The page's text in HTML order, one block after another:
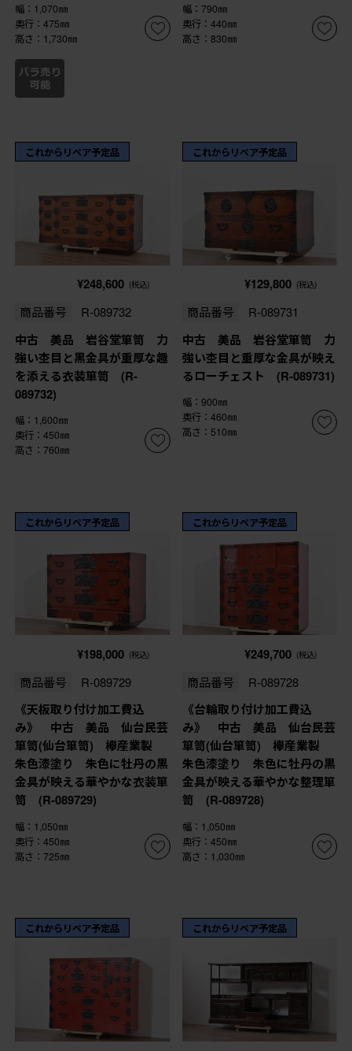
幅：1,070㎜
奥行：475㎜
高さ：1,730㎜
幅：790㎜
奥行：440㎜
高さ：830㎜
これからリペア予定品
¥248,600 (税込)
商品番号 R-089732
中古 美品 岩谷堂箪笥 力
強い杢目と黒金具が重厚な趣
を添える衣装箪笥 (R-
089732)
幅：1,600㎜
奥行：450㎜
高さ：760㎜
これからリペア予定品
¥129,800 (税込)
商品番号 R-089731
中古 美品 岩谷堂箪笥 力
強い杢目と重厚な金具が映え
るローチェスト (R-089731)
幅：900㎜
奥行：460㎜
高さ：510㎜
これからリペア予定品
¥198,000 (税込)
商品番号 R-089729
《天板取り付け加工費込
み》 中古 美品 仙台民芸
箪笥(仙台箪笥) 欅産業製
朱色漆塗り 朱色に牡丹の黒
金具が映える華やかな衣装箪
笥 (R-089729)
幅：1,050㎜
奥行：450㎜
高さ：725㎜
これからリペア予定品
¥249,700 (税込)
商品番号 R-089728
《台輪取り付け加工費込
み》 中古 美品 仙台民芸
箪笥(仙台箪笥) 欅産業製
朱色漆塗り 朱色に牡丹の黒
金具が映える華やかな整理箪
笥 (R-089728)
幅：1,050㎜
奥行：450㎜
高さ：1,030㎜
これからリペア予定品 これからリペア予定品